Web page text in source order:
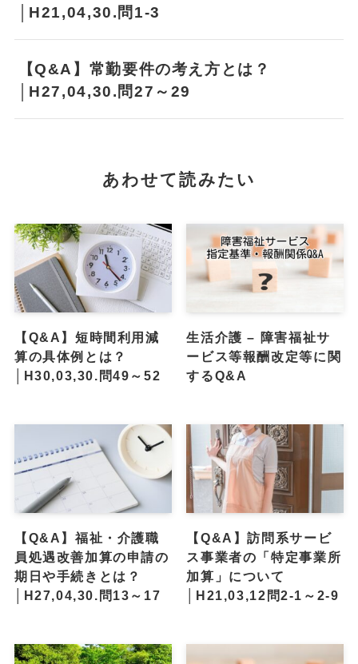
│H21,04,30.問1-3
【Q&A】常勤要件の考え方とは？
│H27,04,30.問27～29
あわせて読みたい
【Q&A】短時間利用減
算の具体例とは？
│H30,03,30.問49～52
生活介護 – 障害福祉サ
ービス等報酬改定等に関
するQ&A
【Q&A】福祉・介護職
員処遇改善加算の申請の
期日や手続きとは？
│H27,04,30.問13～17
【Q&A】訪問系サービ
ス事業者の「特定事業所
加算」について
│H21,03,12問2-1～2-9